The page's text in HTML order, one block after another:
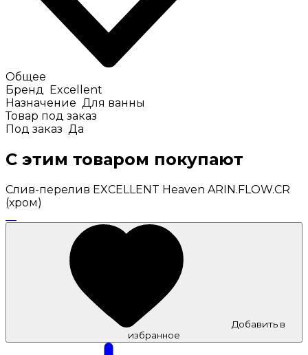
Общее
Бренд
Excellent
Назначение Для ванны
Товар под заказ
Под заказ Да
С этим товаром покупают
Слив-перелив EXCELLENT Heaven ARIN.FLOW.CR
(хром)
Добавить в
избранное